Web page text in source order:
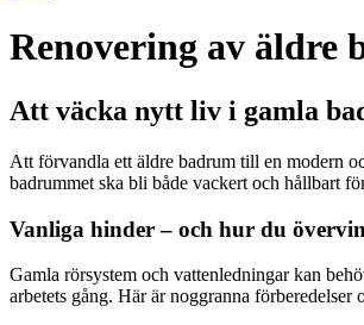
Renovering av äldre
Att väcka nytt liv i gamla
Att förvandla ett äldre badrum till en modern
badrummet ska bli både vackert och hållbart
Vanliga hinder – och hur du
Gamla rörsystem och vattenledningar kan
arbetets gång. Här är noggranna